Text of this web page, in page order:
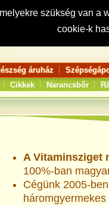
szükség van
cookie-k
Keresés:
áruház
Cikkek Narancsbőr
A Vitaminsziget
100%-ban
Cégünk 2005-